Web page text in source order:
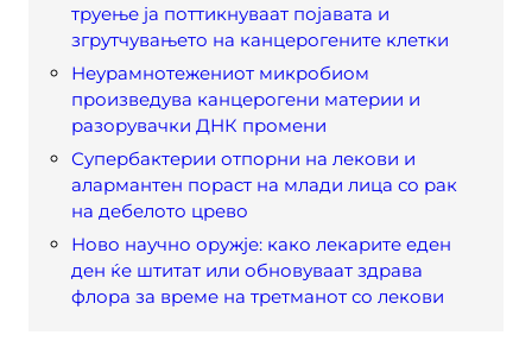
труење ја поттикнуваат појавата и
згрутчувањето на канцерогените клетки
Неурамнотежениот микробиом
произведува канцерогени материи и
разорувачки ДНК промени
Супербактерии отпорни на лекови и
алармантен пораст на млади лица со рак
на дебелото црево
Ново научно оружје: како лекарите еден
ден ќе штитат или обновуваат здрава
флора за време на третманот со лекови